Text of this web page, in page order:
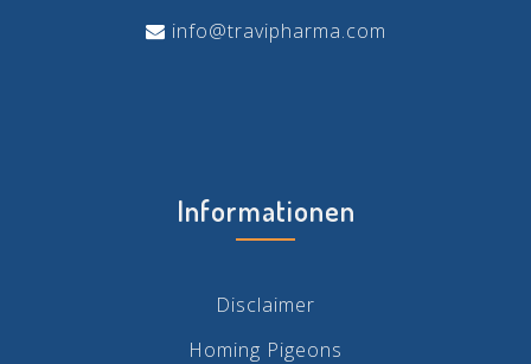
info@travipharma.com
Informationen
Disclaimer
Homing Pigeons